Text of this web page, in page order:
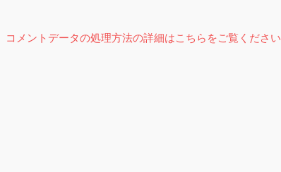
コメントデータの処理方法の詳細はこちらをご覧ください